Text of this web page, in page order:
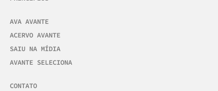
AVA AVANTE
ACERVO AVANTE
SAIU NA MÍDIA
AVANTE SELECIONA
CONTATO